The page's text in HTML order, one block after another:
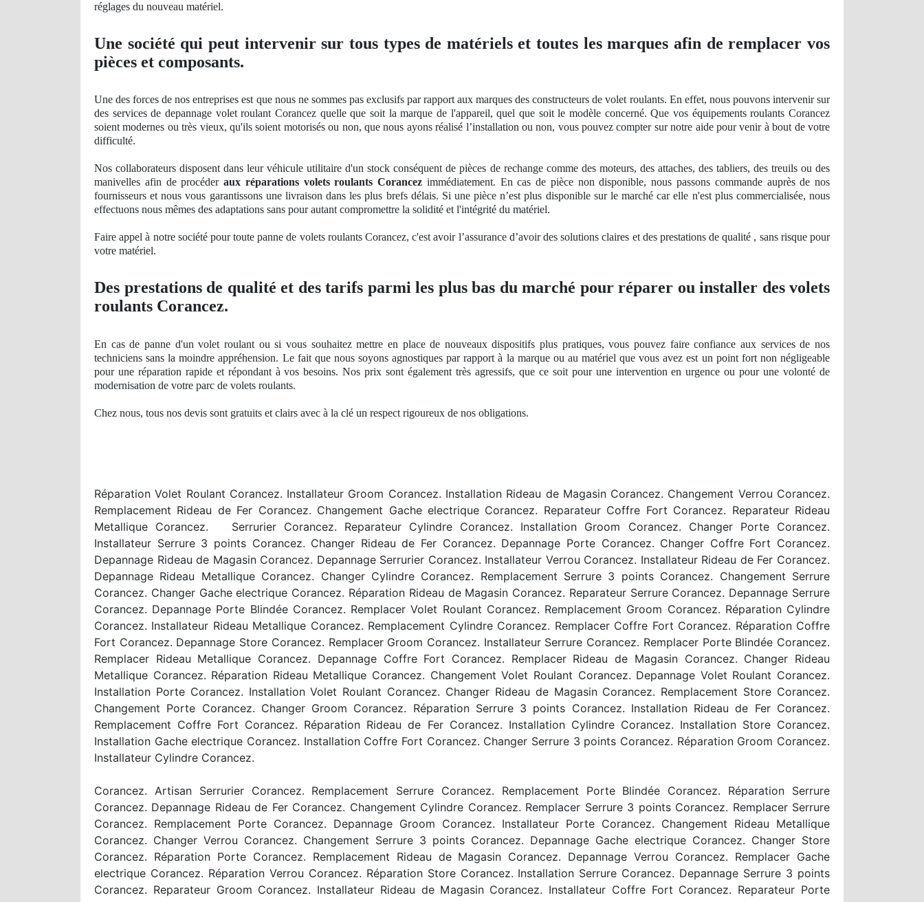
réglages du nouveau matériel.
Une société qui peut intervenir sur tous types de matériels et toutes les marques afin de remplacer vos
pièces et composants.
Une des forces de nos entreprises est que nous ne sommes pas exclusifs par rapport aux marques des constructeurs de volet roulants. En effet, nous pouvons intervenir sur
des services de depannage volet roulant Corancez quelle que soit la marque de l'appareil, quel que soit le modèle concerné. Que vos équipements roulants Corancez
soientmodernes ou très vieux, qu'ils soient motorisés ou non, que nous ayons réalisé l’installation ou non, vous pouvez compter sur notre aide pour venir à bout de votre
difficulté.
Noscollaborateurs disposent dans leur véhicule utilitaire d'un stockconséquentde pièces de rechange comme des moteurs, des attaches, des tabliers, des treuils ou des
manivelles afin de procéderaux réparations volets roulants Corancez immédiatement. En cas de pièce non disponible, nous passons commande auprès de nos
fournisseurs et nous vous garantissons une livraison dans les plus brefs délais. Si une pièce n’est plus disponible sur le marché car elle n'est plus commercialisée, nous
effectuons nous mêmes des adaptations sans pour autant compromettre la solidité et l'intégrité du matériel.
Faire appel à notre société pour toute panne de volets roulants Corancez, c'est avoir l’assurance d’avoir des solutions claires et des prestations de qualité , sans risque pour
votre matériel.
Des prestationsde qualité et des tarifs parmi les plus bas du marché pour réparer ou installer des volets
roulants Corancez.
En cas de panned'un volet roulant ou si vous souhaitez mettre en place de nouveaux dispositifs plus pratiques, vous pouvez faire confiance aux services de nos
techniciens sans la moindre appréhension. Le fait que nous soyons agnostiques par rapport à la marque ou au matériel que vous avez est un point fortnon négligeable
pour une réparation rapide et répondant à vos besoins. Nosprix sont également très agressifs, que ce soit pour une intervention en urgence ou pour une volonté de
modernisation de votre parc de volets roulants.
Chez nous, tous nos devis sont gratuits et clairs avec à la clé un respect rigoureux de nos obligations.
Réparation Volet Roulant Corancez. Installateur Groom Corancez. Installation Rideau de Magasin Corancez. Changement Verrou Corancez.
Remplacement Rideau de Fer Corancez. Changement Gache electrique Corancez. Reparateur Coffre Fort Corancez. Reparateur Rideau
Metallique Corancez. Serrurier Corancez. Reparateur Cylindre Corancez. Installation Groom Corancez. Changer Porte Corancez.
Installateur Serrure 3 points Corancez. Changer Rideau de Fer Corancez. Depannage Porte Corancez. Changer Coffre Fort Corancez.
Depannage Rideau de Magasin Corancez. Depannage Serrurier Corancez. Installateur Verrou Corancez. Installateur Rideau de Fer Corancez.
Depannage Rideau Metallique Corancez. Changer Cylindre Corancez. Remplacement Serrure 3 points Corancez. Changement Serrure
Corancez. Changer Gache electrique Corancez. Réparation Rideau de Magasin Corancez. Reparateur Serrure Corancez. Depannage Serrure
Corancez. Depannage Porte Blindée Corancez. Remplacer Volet Roulant Corancez. Remplacement Groom Corancez. Réparation Cylindre
Corancez. Installateur Rideau Metallique Corancez. Remplacement Cylindre Corancez. Remplacer Coffre Fort Corancez. Réparation Coffre
Fort Corancez. Depannage Store Corancez. Remplacer Groom Corancez. Installateur Serrure Corancez. Remplacer Porte Blindée Corancez.
Remplacer Rideau Metallique Corancez. Depannage Coffre Fort Corancez. Remplacer Rideau de Magasin Corancez. Changer Rideau
Metallique Corancez. Réparation Rideau Metallique Corancez. Changement Volet Roulant Corancez. Depannage Volet Roulant Corancez.
Installation Porte Corancez. Installation Volet Roulant Corancez. Changer Rideau de Magasin Corancez. Remplacement Store Corancez.
Changement Porte Corancez. Changer Groom Corancez. Réparation Serrure 3 points Corancez. Installation Rideau de Fer Corancez.
Remplacement Coffre Fort Corancez. Réparation Rideau de Fer Corancez. Installation Cylindre Corancez. Installation Store Corancez.
Installation Gache electrique Corancez. Installation Coffre Fort Corancez. Changer Serrure 3 points Corancez. Réparation Groom Corancez.
Installateur Cylindre Corancez.
Corancez. Artisan Serrurier Corancez. Remplacement Serrure Corancez. Remplacement Porte Blindée Corancez. Réparation Serrure
Corancez. Depannage Rideau de Fer Corancez. Changement Cylindre Corancez. Remplacer Serrure 3 points Corancez. Remplacer Serrure
Corancez. Remplacement Porte Corancez. Depannage Groom Corancez. Installateur Porte Corancez. Changement Rideau Metallique
Corancez. Changer Verrou Corancez. Changement Serrure 3 points Corancez. Depannage Gache electrique Corancez. Changer Store
Corancez. Réparation Porte Corancez. Remplacement Rideau de Magasin Corancez. Depannage Verrou Corancez. Remplacer Gache
electrique Corancez. Réparation Verrou Corancez. Réparation Store Corancez. Installation Serrure Corancez. Depannage Serrure 3 points
Corancez. Reparateur Groom Corancez. Installateur Rideau de Magasin Corancez. Installateur Coffre Fort Corancez. Reparateur Porte